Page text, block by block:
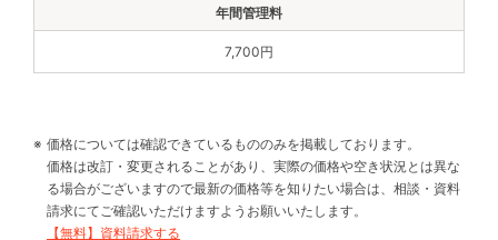
7,700円
価格については確認できているもののみを掲載しております。
価格は改訂・変更されることがあり、実際の価格や空き状況とは異な
る場合がございますので最新の価格等を知りたい場合は、相談・資料
請求にてご確認いただけますようお願いいたします。
【無料】資料請求する